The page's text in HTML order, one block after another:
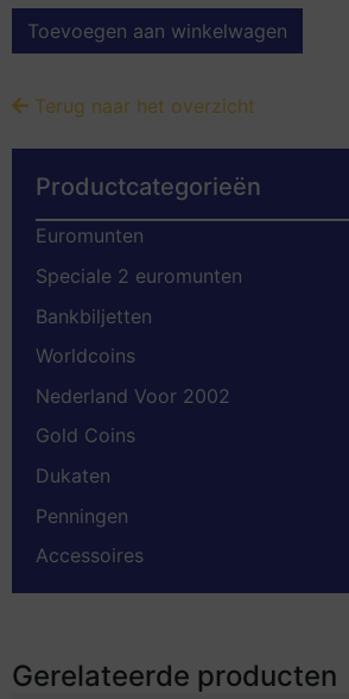
Toevoegen aan winkelwagen
Terug naar het overzicht
Productcategorieën
Euromunten
Speciale 2 euromunten
Bankbiljetten
Worldcoins
Nederland Voor 2002
Gold Coins
Dukaten
Penningen
Accessoires
Gerelateerde producten